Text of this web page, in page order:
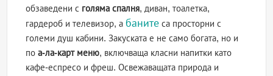
обзаведени с голяма спалня, диван, тоалетка,
гардероб и телевизор, абаните са просторни с
големи душ кабини. Закуската е не само богата, но и
поа-ла-карт меню, включваща класни напитки като
кафе-еспресо и фреш. Освежаващата природа и